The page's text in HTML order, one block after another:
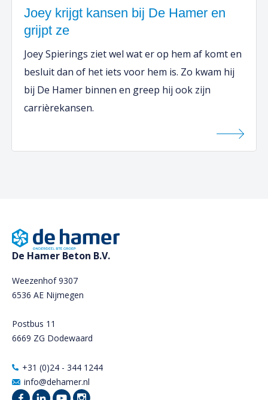
Joey krijgt kansen bij De Hamer en
grijpt ze
Joey Spierings ziet wel wat er op hem af komt en
besluit dan of het iets voor hem is. Zo kwam hij
bij De Hamer binnen en greep hij ook zijn
carrièrekansen.
De Hamer Beton B.V.
Weezenhof 9307
6536 AE Nijmegen
Postbus 11
6669 ZG Dodewaard
+31 (0)24 - 344 1244
info@dehamer.nl